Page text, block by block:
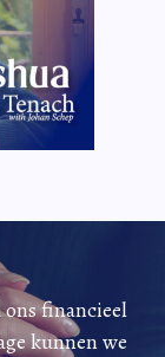
financieel
kunnen we